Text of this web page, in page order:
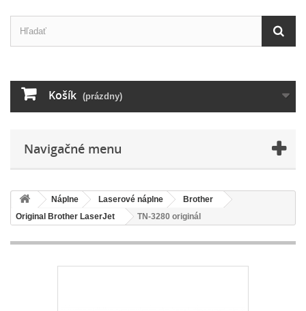
Košík (prázdny)
Navigačné menu
Náplne Laserové náplne
Brother
Original Brother LaserJet
TN-3280 originál